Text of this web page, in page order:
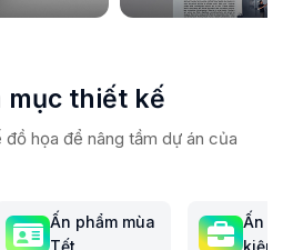
mục thiết kế
họa để nâng tầm dự án của
Ấn phẩm mùa
Tết
Ấn
kiện